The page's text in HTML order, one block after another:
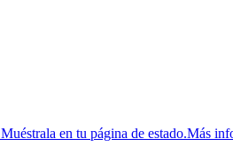
Muéstrala en tu página de estado.Más